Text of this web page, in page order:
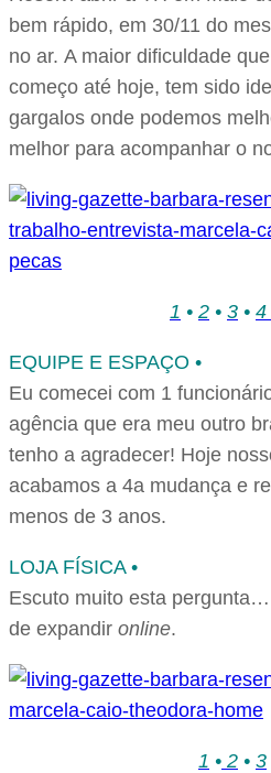
bem rápido, em 30/11 do
no ar. A maior dificuldade
começo até hoje, tem sido
gargalos onde podemos
melhor para acompanhar o
1 • 2 • 3 • 4
EQUIPE E ESPAÇO •
Eu comecei com 1
agência que era meu outro
tenho a agradecer! Hoje
acabamos a 4a mudança e
menos de 3 anos.
LOJA FÍSICA •
Escuto muito esta
de expandir online.
1 • 2 • 3